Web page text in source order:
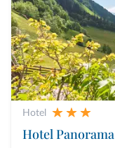
Hotel
Hotel Panorama